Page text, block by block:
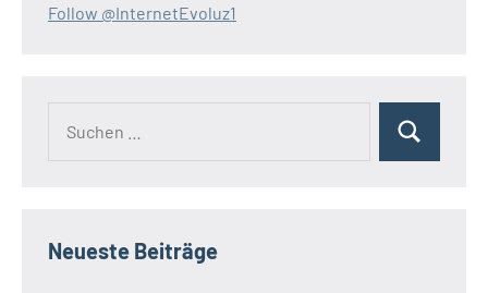
Follow @InternetEvoluz1
Suchen
Neueste Beiträge